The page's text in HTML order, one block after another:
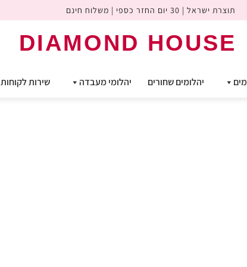
תוצרת ישראל | 30 יום החזר כספי | משלוח חינם
DIAMOND HOUSE
יהלומים שחורים יהלומי מעבדה שירות לקוחות